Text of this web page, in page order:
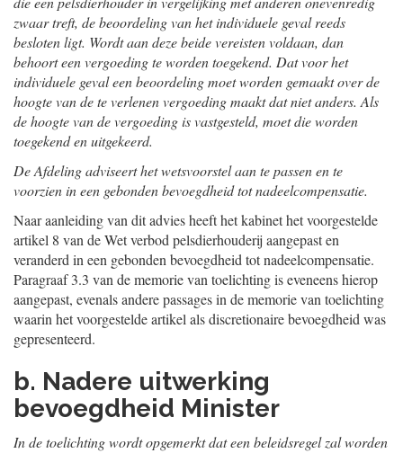
zwaar treft, de beoordeling van het individuele geval reeds
besloten ligt. Wordt aan deze beide vereisten voldaan, dan
behoort een vergoeding te worden toegekend. Dat voor het
individuele geval een beoordeling moet worden gemaakt over de
hoogte van de te verlenen vergoeding maakt dat niet anders. Als
de hoogte van de vergoeding is vastgesteld, moet die worden
toegekend en uitgekeerd.
De Afdeling adviseert het wetsvoorstel aan te passen en te
voorzien in een gebonden bevoegdheid tot nadeelcompensatie.
Naar aanleiding van dit advies heeft het kabinet het voorgestelde
artikel 8 van de Wet verbod pelsdierhouderij aangepast en
veranderd in een gebonden bevoegdheid tot nadeelcompensatie.
Paragraaf 3.3 van de memorie van toelichting is eveneens hierop
aangepast, evenals andere passages in de memorie van toelichting
waarin het voorgestelde artikel als discretionaire bevoegdheid was
gepresenteerd.
b. Nadere uitwerking
bevoegdheid Minister
In de toelichting wordt opgemerkt dat een beleidsregel zal worden